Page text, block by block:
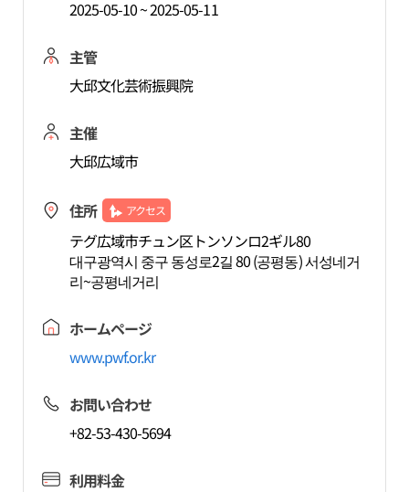
2025-05-10 ~ 2025-05-11
主管
大邱文化芸術振興院
主催
大邱広域市
住所 アクセス
テグ広域市チュン区トンソンロ2ギル80
대구광역시 중구 동성로2길 80 (공평동) 서성네거
리~공평네거리
ホームページ
www.pwf.or.kr
お問い合わせ
+82-53-430-5694
利用料金